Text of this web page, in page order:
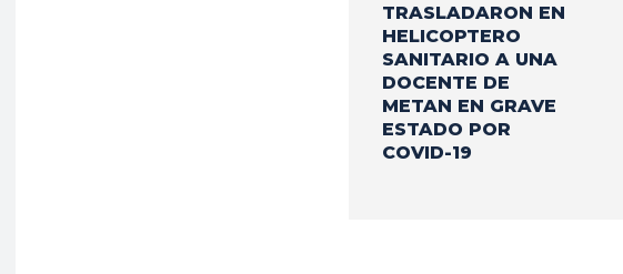
TRASLADARON EN
HELICOPTERO
SANITARIO A UNA
DOCENTE DE
METAN EN GRAVE
ESTADO POR
COVID-19